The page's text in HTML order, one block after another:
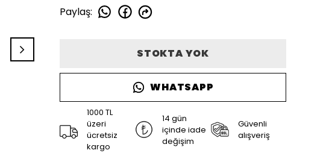
Paylaş:
STOKTA YOK
WHATSAPP
1000 TL
üzeri
ücretsiz
kargo
14 gün
içinde iade
değişim
Güvenli
alışveriş